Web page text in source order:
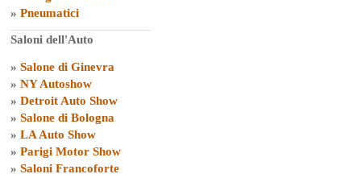
» Pneumatici
Saloni dell'Auto
» Salone di Ginevra
» NY Autoshow
» Detroit Auto Show
» Salone di Bologna
» LA Auto Show
» Parigi Motor Show
» Saloni Francoforte